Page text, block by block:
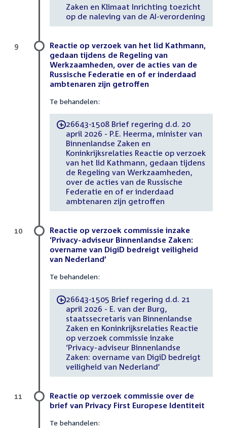
Zaken en Klimaat Inrichting toezicht
op de naleving van de AI-verordening
Reactie op verzoek van het lid Kathmann,
gedaan tijdens de Regeling van
Werkzaamheden, over de acties van de
Russische Federatie en of er inderdaad
ambtenaren zijn getroffen
Te behandelen:
-26643-1508 Brief regering d.d. 20
april 2026 - P.E. Heerma, minister van
Binnenlandse Zaken en
Koninkrijksrelaties Reactie op verzoek
van het lid Kathmann, gedaan tijdens
de Regeling van Werkzaamheden,
over de acties van de Russische
Federatie en of er inderdaad
ambtenaren zijn getroffen
9
Reactie op verzoek commissie inzake
‘Privacy-adviseur Binnenlandse Zaken:
overname van DigiD bedreigt veiligheid
van Nederland’
Te behandelen:
-26643-1505 Brief regering d.d. 21
april 2026 - E. van der Burg,
staatssecretaris van Binnenlandse
Zaken en Koninkrijksrelaties Reactie
op verzoek commissie inzake
‘Privacy-adviseur Binnenlandse
Zaken: overname van DigiD bedreigt
veiligheid van Nederland’
10
Reactie op verzoek commissie over de
brief van Privacy First Europese Identiteit
Te behandelen:
11